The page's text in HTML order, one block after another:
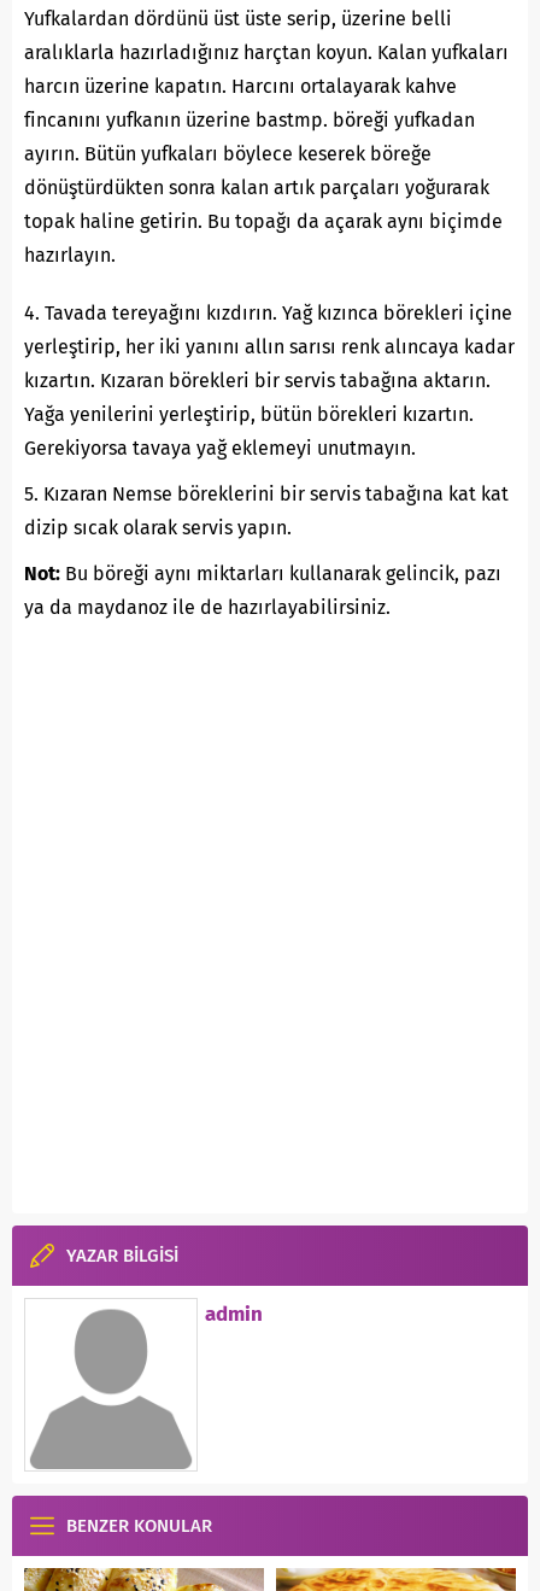
Yufkalardan dördünü üst üste serip, üzerine belli
aralıklarla hazırladığınız harçtan koyun. Kalan yufkaları
harcın üzerine kapatın. Harcını ortalayarak kahve
fincanını yufkanın üzerine bastmp. böreği yufkadan
ayırın. Bütün yufkaları böylece keserek böreğe
dönüştürdükten sonra kalan artık parçaları yoğurarak
topak haline getirin. Bu topağı da açarak aynı biçimde
hazırlayın.
4. Tavada tereyağını kızdırın. Yağ kızınca börekleri içine
yerleştirip, her iki yanını allın sarısı renk alıncaya kadar
kızartın. Kızaran börekleri bir servis tabağına aktarın.
Yağa yenilerini yerleştirip, bütün börekleri kızartın.
Gerekiyorsa tavaya yağ eklemeyi unutmayın.
5. Kızaran Nemse böreklerini bir servis tabağına kat kat
dizip sıcak olarak servis yapın.
Not: Bu böreği aynı miktarları kullanarak gelincik, pazı
ya da maydanoz ile de hazırlayabilirsiniz.
YAZAR BİLGİSİ
admin
BENZER KONULAR